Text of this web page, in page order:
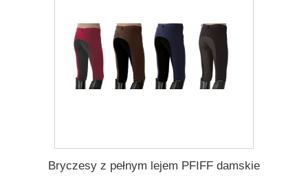
Bryczesy z pełnym lejem PFIFF damskie